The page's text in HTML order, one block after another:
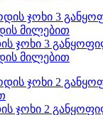
ჯოხი 3
მილებით
ჯოხი 2